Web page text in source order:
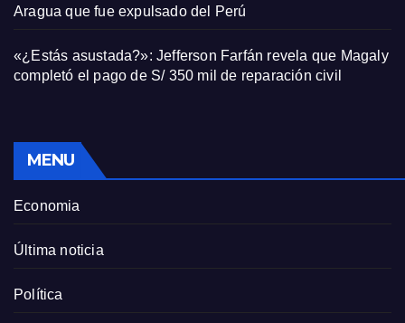
Aragua que fue expulsado del Perú
«¿Estás asustada?»: Jefferson Farfán revela que Magaly
completó el pago de S/ 350 mil de reparación civil
MENU
Economia
Última noticia
Política